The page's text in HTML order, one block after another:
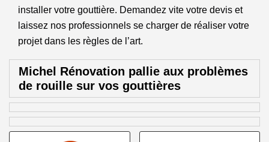
installer votre gouttière. Demandez vite votre devis et
laissez nos professionnels se charger de réaliser votre
projet dans les règles de l’art.
Michel Rénovation pallie aux problèmes
de rouille sur vos gouttières